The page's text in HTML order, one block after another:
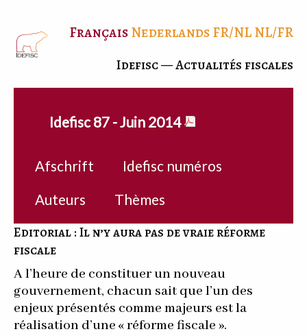
FrançaisNederlandsFR/NLNL/FR
Idefisc — Actualités fiscales
Idefisc 87 - Juin 2014
Afschrift
Idefisc numéros
Auteurs
Thèmes
Editorial : Il n’y aura pas de vraie réforme
fiscale
A l’heure de constituer un nouveau
gouvernement, chacun sait que l’un des
enjeux présentés comme majeurs est la
réalisation d’une « réforme fiscale ».